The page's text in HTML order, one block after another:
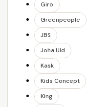
Giro
Greenpeople
JBS
Joha Uld
Kask
Kids Concept
King